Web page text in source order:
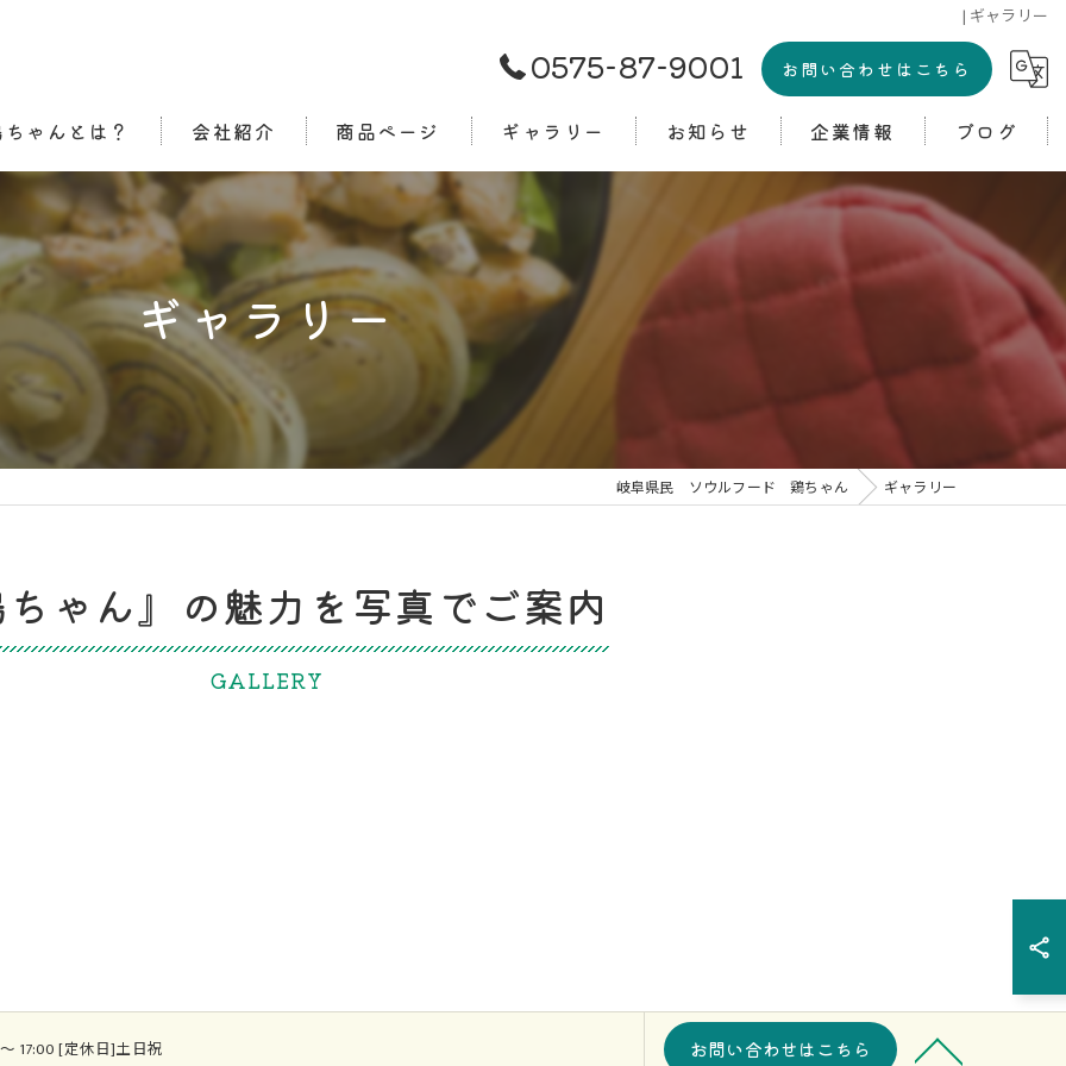
| ギャラリー
0575-87-9001 お問い合わせはこちら
ゃんとは？ 会社紹介 商品ページ ギャラリー お知らせ 企業情報 ブログ
コラム
ギャラリー
岐阜県民 ソウルフード 鶏ちゃん ギャラリー
ゃん』の魅力を写真でご案内
GALLERY
17:00 [定休日]土日祝 お問い合わせはこちら